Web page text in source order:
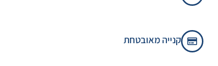
קנייה מאובטחת